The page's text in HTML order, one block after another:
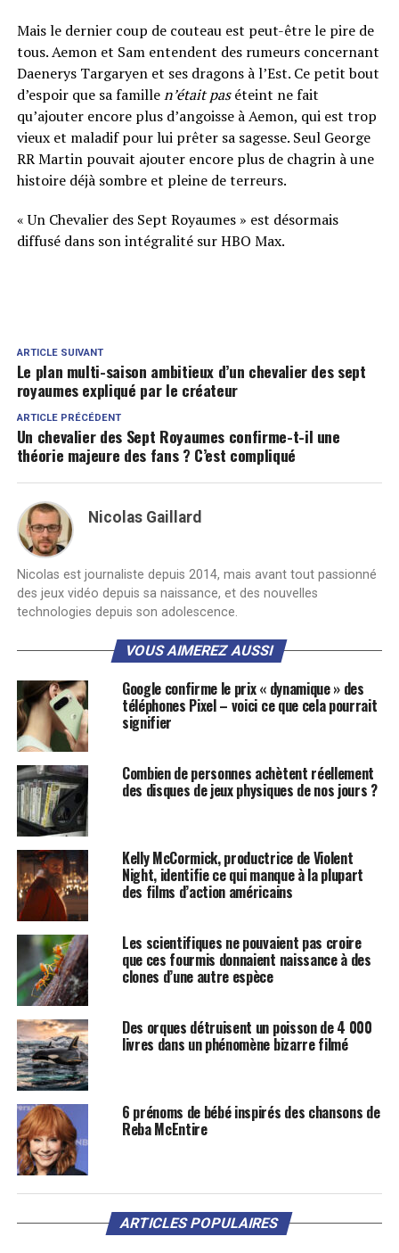
Mais le dernier coup de couteau est peut-être le pire de
tous. Aemon et Sam entendent des rumeurs concernant
Daenerys Targaryen et ses dragons à l’Est. Ce petit bout
d’espoir que sa famillen’était paséteint ne fait
qu’ajouter encore plus d’angoisse à Aemon, qui est trop
vieux et maladif pour lui prêter sa sagesse. Seul George
RR Martin pouvait ajouter encore plus de chagrin à une
histoire déjà sombre et pleine de terreurs.
« Un Chevalier des Sept Royaumes » est désormais
diffusé dans son intégralité sur HBO Max.
ARTICLE SUIVANT
Le plan multi-saison ambitieux d’un chevalier des sept
royaumes expliqué par le créateur
ARTICLE PRÉCÉDENT
Un chevalier des Sept Royaumes confirme-t-il une
théorie majeure des fans ? C’est compliqué
Nicolas Gaillard
Nicolas est journaliste depuis 2014, mais avant tout passionné
des jeux vidéo depuis sa naissance, et des nouvelles
technologies depuis son adolescence.
VOUS AIMEREZ AUSSI
Google confirme le prix « dynamique » des
téléphones Pixel – voici ce que cela pourrait
signifier
Combien de personnes achètent réellement
des disques de jeux physiques de nos jours ?
Kelly McCormick, productrice de Violent
Night, identifie ce qui manque à la plupart
des films d’action américains
Les scientifiques ne pouvaient pas croire
que ces fourmis donnaient naissance à des
clones d’une autre espèce
Des orques détruisent un poisson de 4 000
livres dans un phénomène bizarre filmé
6 prénoms de bébé inspirés des chansons de
Reba McEntire
ARTICLES POPULAIRES